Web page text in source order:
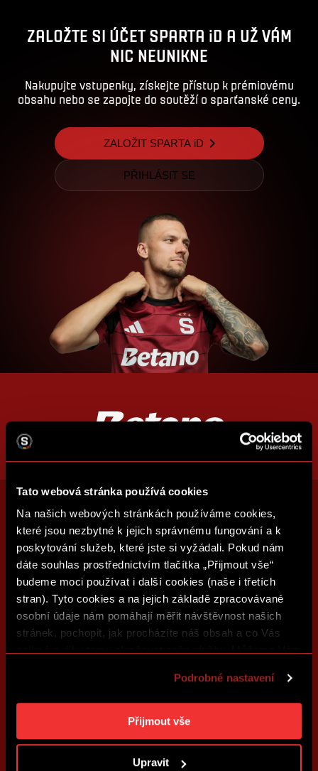
Tato webová stránka používá cookies
Na našich webových stránkách používáme cookies,
které jsou nezbytné k jejich správnému fungování a k
poskytování služeb, které jste si vyžádali. Pokud nám
dáte souhlas prostřednictvím tlačítka „Přijmout vše“
budeme moci používat i další cookies (naše i třetích
stran). Tyto cookies a na jejich základě zpracovávané
osobní údaje nám pomáhají měřit návštěvnost našich
stránek, pochopit, jak procházíte náš obsah a co Vás
reklamu na základě Vašich preferencí. Jednotlivé
cookies a účely zpracování si můžete nastavit v
„Podrobném nastavení“. Nastavení cookies si můžete
kdykoliv změnit. Jak takovou úpravu provést a další
Podrobné nastavení
Přijmout vše
Upravit
ZALOŽTE SI ÚČET SPARTA iD A UŽ VÁM
NIC NEUNIKNE
Nakupujte vstupenky, získejte přístup k prémiovému
obsahu nebo se zapojte do soutěží o sparťanské ceny.
ZALOŽIT SPARTA iD
PŘIHLÁSIT SE